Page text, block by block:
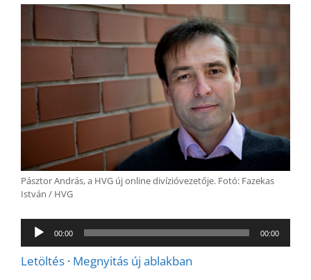
Pásztor András, a HVG új online divízióvezetője. Fotó: Fazekas
István / HVG
Audió
lejátszó
00:00 00:00
Letöltés · Megnyitás új ablakban